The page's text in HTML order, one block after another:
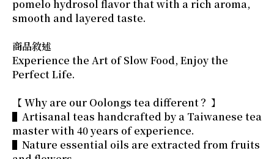
pomelo hydrosol flavor that with a rich aroma,
smooth and layered taste.
商品敘述
Experience the Art of Slow Food, Enjoy the
Perfect Life.
【 Why are our Oolongs tea different？ 】
▌Artisanal teas handcrafted by a Taiwanese tea
master with 40 years of experience.
▌Nature essential oils are extracted from fruits